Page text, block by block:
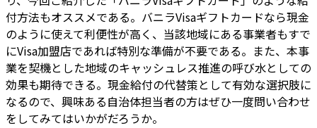
付方法もオススメである。バニラVisaギフトカードなら現金
のように使えて利便性が高く、当該地域にある事業者もすで
にVisa加盟店であれば特別な準備が不要である。また、本事
業を契機とした地域のキャッシュレス推進の呼び水としての
効果も期待できる。現金給付の代替策として有効な選択肢に
なるので、興味ある自治体担当者の方はぜひ一度問い合わせ
をしてみてはいかがだろうか。